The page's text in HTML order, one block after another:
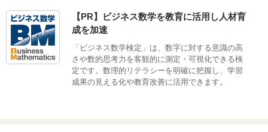
【PR】ビジネス数学を教育に活用し人材育
成を加速
「ビジネス数学検定」は、数字に対する意識の高
さや数的思考力を客観的に測定・可視化できる検
定です。数理的リテラシーを明確に把握し、学習
成果の見える化や教育改善に活用できます。